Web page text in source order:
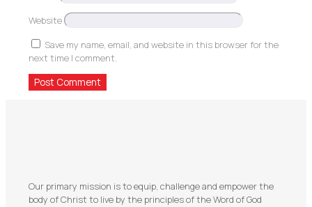
Website
Save my name, email, and website in this browser for the
next time I comment.
Our primary mission is to equip, challenge and empower the
body of Christ to live by the principles of the Word of God